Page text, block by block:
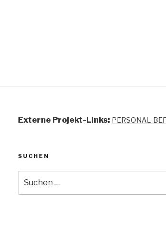
Externe Projekt-Links: PERSONAL-
SUCHEN
nach: